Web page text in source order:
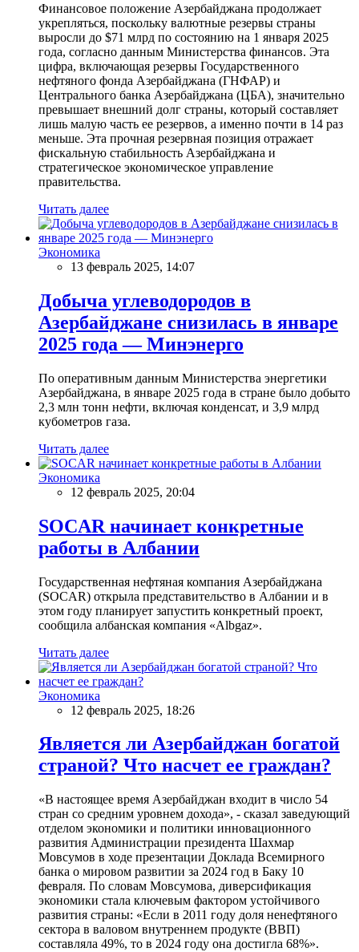
Финансовое положение Азербайджана продолжает
укрепляться, поскольку валютные резервы страны
выросли до $71 млрд по состоянию на 1 января 2025
года, согласно данным Министерства финансов. Эта
цифра, включающая резервы Государственного
нефтяного фонда Азербайджана (ГНФАР) и
Центрального банка Азербайджана (ЦБА), значительно
превышает внешний долг страны, который составляет
лишь малую часть ее резервов, а именно почти в 14 раз
меньше. Эта прочная резервная позиция отражает
фискальную стабильность Азербайджана и
стратегическое экономическое управление
правительства.
Читать далее
Экономика
13 февраль 2025, 14:07
Добыча углеводородов в
Азербайджане снизилась в январе
2025 года — Минэнерго
По оперативным данным Министерства энергетики
Азербайджана, в январе 2025 года в стране было добыто
2,3 млн тонн нефти, включая конденсат, и 3,9 млрд
кубометров газа.
Читать далее
Экономика
12 февраль 2025, 20:04
SOCAR начинает конкретные
работы в Албании
Государственная нефтяная компания Азербайджана
(SOCAR) открыла представительство в Албании и в
этом году планирует запустить конкретный проект,
сообщила албанская компания «Albgaz».
Читать далее
Экономика
12 февраль 2025, 18:26
Является ли Азербайджан богатой
страной? Что насчет ее граждан?
«В настоящее время Азербайджан входит в число 54
стран со средним уровнем дохода», - сказал заведующий
отделом экономики и политики инновационного
развития Администрации президента Шахмар
Мовсумов в ходе презентации Доклада Всемирного
банка о мировом развитии за 2024 год в Баку 10
февраля. По словам Мовсумова, диверсификация
экономики стала ключевым фактором устойчивого
развития страны: «Если в 2011 году доля ненефтяного
сектора в валовом внутреннем продукте (ВВП)
составляла 49%, то в 2024 году она достигла 68%».